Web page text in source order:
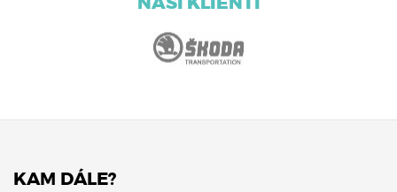
KAM DÁLE?